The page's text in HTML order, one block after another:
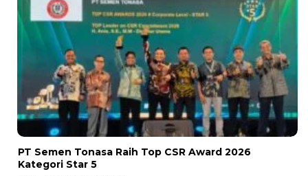
PT Semen Tonasa Raih Top CSR Award 2026
Kategori Star 5